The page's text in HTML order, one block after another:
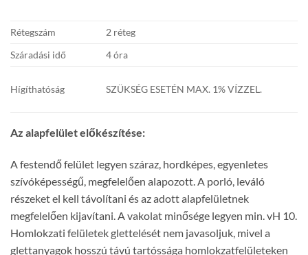
Rétegszám
2 réteg
Száradási idő
4 óra
Hígíthatóság SZÜKSÉG ESETÉN MAX. 1% VÍZZEL.
Az alapfelület előkészítése:
A festendő felület legyen száraz, hordképes, egyenletes
szívóképességű, megfelelően alapozott. A porló, leváló
részeket el kell távolítani és az adott alapfelületnek
megfelelően kijavítani. A vakolat minősége legyen min. vH 10.
Homlokzati felületek glettelését nem javasoljuk, mivel a
glettanyagok hosszú távú tartóssága homlokzatfelületeken